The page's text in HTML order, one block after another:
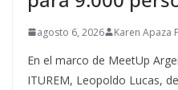
agosto 6, 2026 Karen Apaza
En el marco de MeetUp
ITUREM, Leopoldo Lucas,